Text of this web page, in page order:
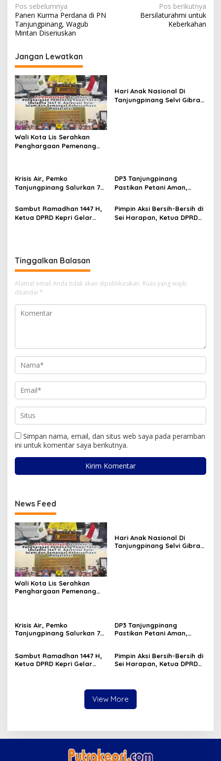
N
a
v
i
g
a
s
i
p
o
s
Pos sebelumnya
Panen Kurma Perdana di PN
Tanjungpinang, Wagub
Mintan Diseriuskan
Pos berikutnya
Bersilaturahmi untuk
Keberkahan
Jangan Lewatkan
Wali Kota Lis Serahkan
Penghargaan Pemenang
Hari Anak Nasional Di
Tanjungpinang Selvi Gibran
Krisis Air, Pemko
Tanjungpinang Salurkan 75
Terus Berlanj
DP3 Tanjungpinang
Pastikan Petani Aman,
Instrumen Kendali Inflasi
Sambut Ramadhan 1447 H,
Ketua DPRD Kepri Gelar
Pimpin Aksi Bersih-Bersih di
Sei Harapan, Ketua DPRD
Tinggalkan Balasan
Alamat email Anda tidak akan dipublikasikan. Ruas yang wajib
ditandai *
Simpan nama, email, dan situs web saya pada peramban
ini untuk komentar saya berikutnya.
News Feed
Wali Kota Lis Serahkan
Penghargaan Pemenang
Hari Anak Nasional Di
Tanjungpinang Selvi Gibran
Krisis Air, Pemko
Tanjungpinang Salurkan 75
DP3 Tanjungpinang
Pastikan Petani Aman,
Sambut Ramadhan 1447 H,
Ketua DPRD Kepri Gelar
Pimpin Aksi Bersih-Bersih di
Sei Harapan, Ketua DPRD
View More